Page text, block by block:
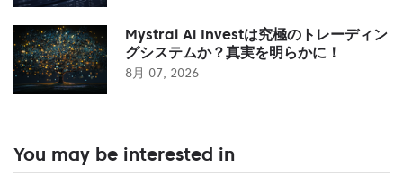
Mystral Ai Investは究極のトレーディン
グシステムか？真実を明らかに！
8月 07, 2026
You may be interested in